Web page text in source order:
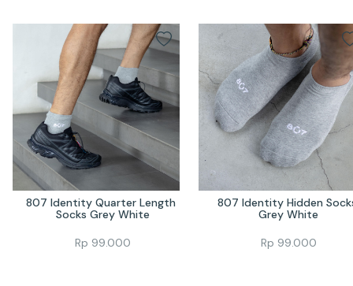
807 Identity Quarter Length
Socks Grey White
Rp 99.000
807 Identity Hidden
Grey White
Rp 99.000